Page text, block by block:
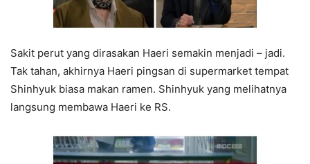
Sakit perut yang dirasakan Haeri semakin menjadi – jadi.
Tak tahan, akhirnya Haeri pingsan di supermarket tempat
Shinhyuk biasa makan ramen. Shinhyuk yang melihatnya
langsung membawa Haeri ke RS.